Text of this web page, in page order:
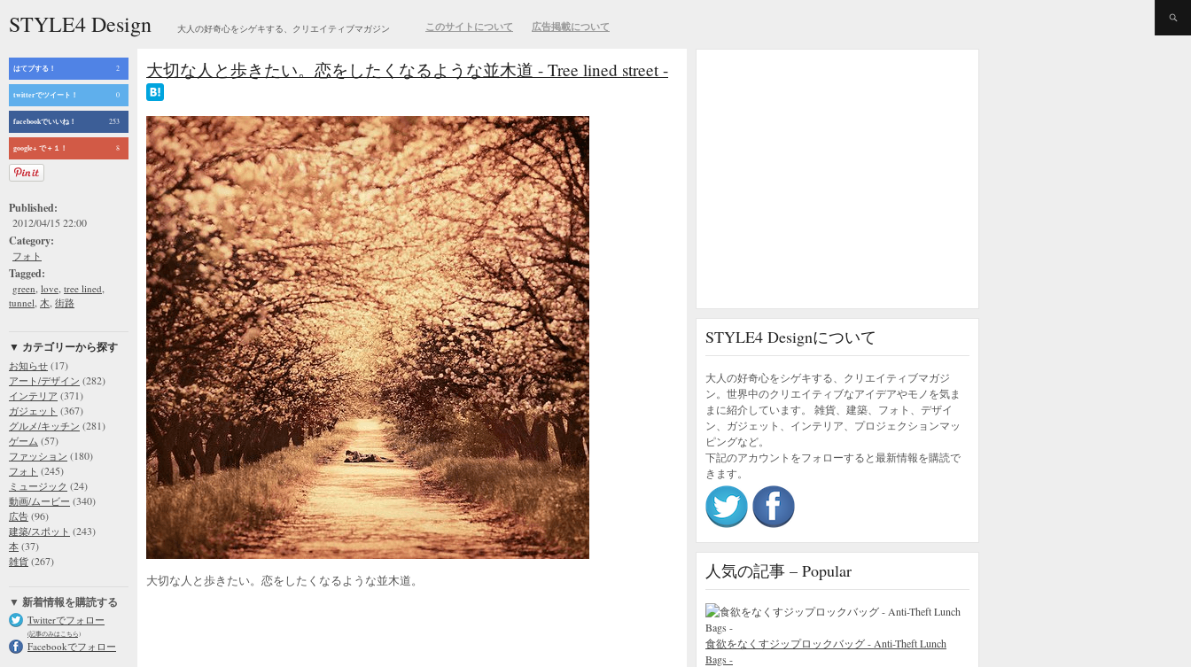
STYLE4 Design 大人の好奇心をシゲキする、クリエイティブマガジン このサイトについて 広告掲載について
はてブする！ 2
twitterでツイート！ 0
facebookでいいね！ 253
google+ で＋１！ 8
Published:
2012/04/15 22:00
Category:
フォト
Tagged:
green love tree lined
tunnel 木 街路
▼ カテゴリーから探す
お知らせ (17)
アート/デザイン (282)
インテリア (371)
ガジェット (367)
グルメ/キッチン (281)
ゲーム (57)
ファッション (180)
フォト (245)
ミュージック (24)
動画/ムービー (340)
広告 (96)
建築/スポット (243)
本 (37)
雑貨 (267)
▼ 新着情報を購読する
Twitterでフォロー
(記事のみはこちら)
Facebookでフォロー
大切な人と歩きたい。恋をしたくなるような並木道 - Tree lined street -
大切な人と歩きたい。恋をしたくなるような並木道。
STYLE4 Designについて
大人の好奇心をシゲキする、クリエイティブマガジ
ン。世界中のクリエイティブなアイデアやモノを気ま
まに紹介しています。 雑貨、建築、フォト、デザイ
ン、ガジェット、インテリア、プロジェクションマッ
ピングなど。
下記のアカウントをフォローすると最新情報を購読で
きます。
人気の記事 – Popular
食欲をなくすジップロックバッグ - Anti-Theft Lunch
Bags -